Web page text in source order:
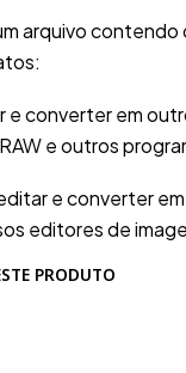
arquivo contendo
e converter em
e outros
e converter
editores de
PRODUTO